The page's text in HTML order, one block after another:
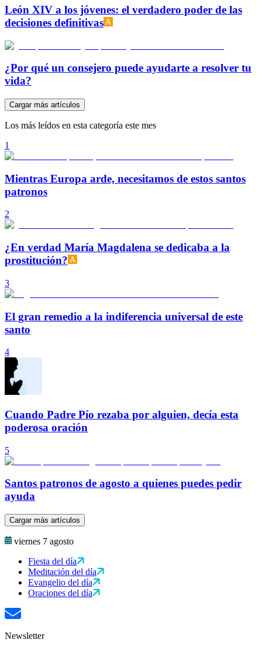
León XIV a los jóvenes: el verdadero poder de las
decisiones definitivas
¿Por qué un consejero puede ayudarte a resolver tu
vida?
Cargar más artículos
Los más leídos en esta categoría este mes
1
Mientras Europa arde, necesitamos de estos santos
patronos
2
¿En verdad María Magdalena se dedicaba a la
prostitución?
3
El gran remedio a la indiferencia universal de este
santo
4
Cuando Padre Pío rezaba por alguien, decía esta
poderosa oración
5
Santos patronos de agosto a quienes puedes pedir
ayuda
Cargar más artículos
viernes 7 agosto
Fiesta del día
Meditación del día
Evangelio del día
Oraciones del día
Newsletter